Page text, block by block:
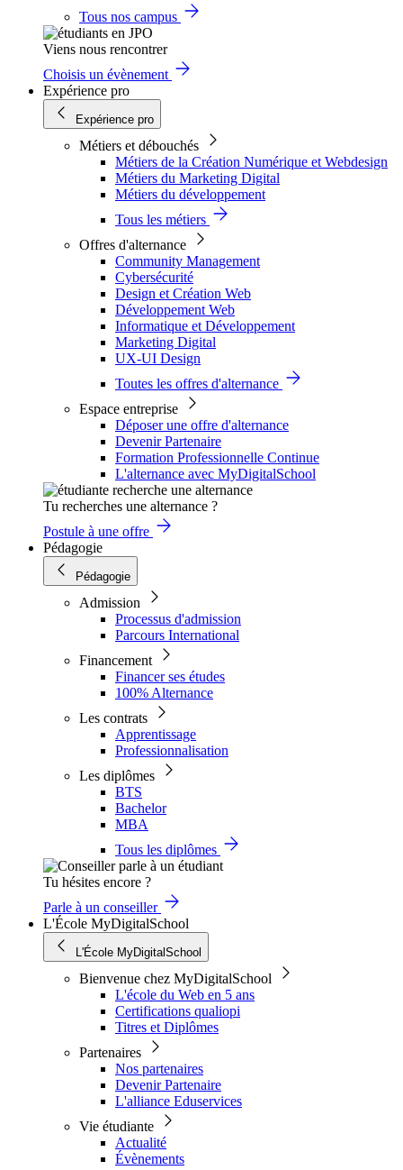
Tous nos campus
Viens nous rencontrer
Choisis un évènement
Expérience pro
Expérience pro
Métiers et débouchés
Métiers de la Création Numérique et Webdesign
Métiers du Marketing Digital
Métiers du développement
Tous les métiers
Offres d'alternance
Community Management
Cybersécurité
Design et Création Web
Développement Web
Informatique et Développement
Marketing Digital
UX-UI Design
Toutes les offres d'alternance
Espace entreprise
Déposer une offre d'alternance
Devenir Partenaire
Formation Professionnelle Continue
L'alternance avec MyDigitalSchool
Tu recherches une alternance ?
Postule à une offre
Pédagogie
Pédagogie
Admission
Processus d'admission
Parcours International
Financement
Financer ses études
100% Alternance
Les contrats
Apprentissage
Professionnalisation
Les diplômes
BTS
Bachelor
MBA
Tous les diplômes
Tu hésites encore ?
Parle à un conseiller
L'École MyDigitalSchool
L'École MyDigitalSchool
Bienvenue chez MyDigitalSchool
L'école du Web en 5 ans
Certifications qualiopi
Titres et Diplômes
Partenaires
Nos partenaires
Devenir Partenaire
L'alliance Eduservices
Vie étudiante
Actualité
Évènements